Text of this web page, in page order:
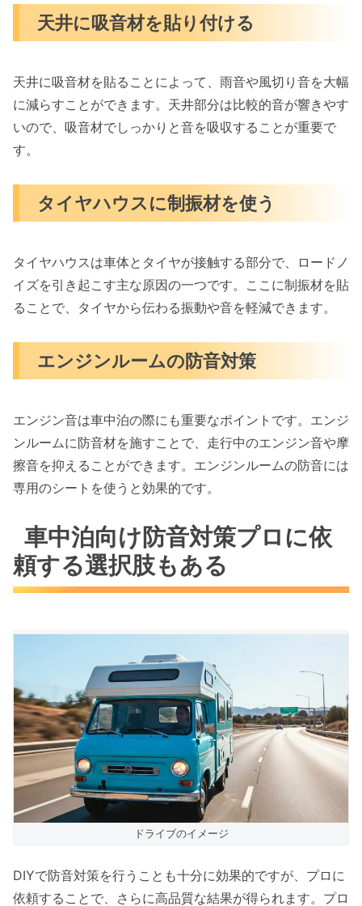
天井に吸音材を貼り付ける
天井に吸音材を貼ることによって、雨音や風切り音を大幅
に減らすことができます。天井部分は比較的音が響きやす
いので、吸音材でしっかりと音を吸収することが重要で
す。
タイヤハウスに制振材を使う
タイヤハウスは車体とタイヤが接触する部分で、ロードノ
イズを引き起こす主な原因の一つです。ここに制振材を貼
ることで、タイヤから伝わる振動や音を軽減できます。
エンジンルームの防音対策
エンジン音は車中泊の際にも重要なポイントです。エンジ
ンルームに防音材を施すことで、走行中のエンジン音や摩
擦音を抑えることができます。エンジンルームの防音には
専用のシートを使うと効果的です。
車中泊向け防音対策プロに依
頼する選択肢もある
ドライブのイメージ
DIYで防音対策を行うことも十分に効果的ですが、プロに
依頼することで、さらに高品質な結果が得られます。プロ